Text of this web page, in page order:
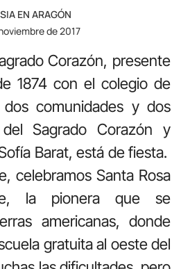
EN ARAGÓN
de 2017
Corazón, presente
1874 con el colegio de
comunidades y dos
Sagrado Corazón y
Barat, está de fiesta.
celebramos Santa Rosa
la pionera que se
americanas, donde
gratuita al oeste del